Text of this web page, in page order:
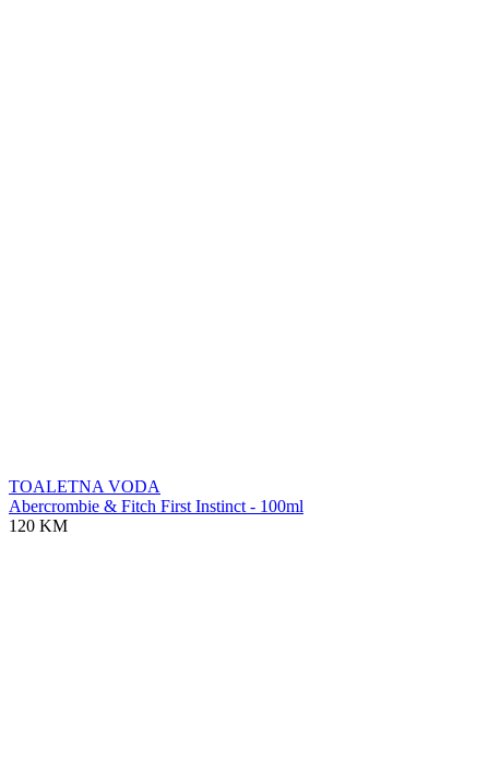
TOALETNA VODA
Abercrombie & Fitch First Instinct - 100ml
120 KM